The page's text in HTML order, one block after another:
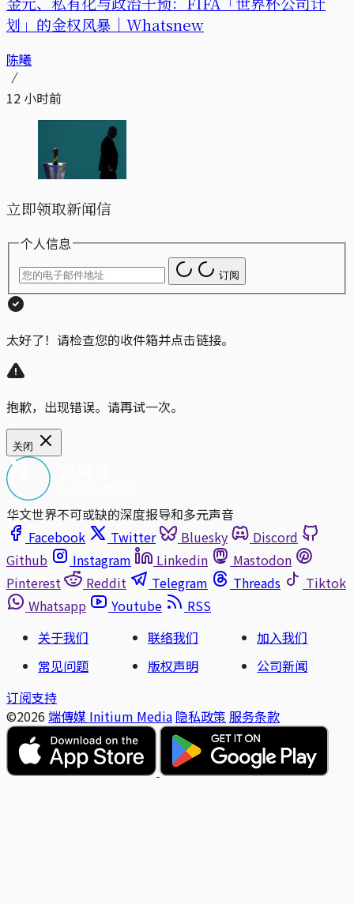
划」的金权风暴｜Whatsnew
陈曦
12 小时前
立即领取新闻信
个人信息
订阅
太好了！请检查您的收件箱并点击链接。
抱歉，出现错误。请再试一次。
关闭
华文世界不可或缺的深度报导和多元声音
Facebook
Twitter Bluesky
Discord
Github
Instagram Linkedin
Mastodon
Pinterest
Reddit Telegram Threads
Tiktok
Whatsapp
Youtube
RSS
关于我们
联络我们
加入我们
常见问题
版权声明
公司新闻
订阅支持
©2026 端傳媒 Initium Media 隐私政策 服务条款